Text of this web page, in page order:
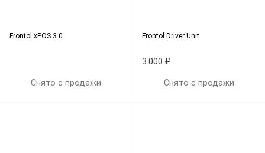
Frontol xPOS 3.0
Снято с продажи
Frontol Driver Unit
3 000 ₽
Снято с продажи